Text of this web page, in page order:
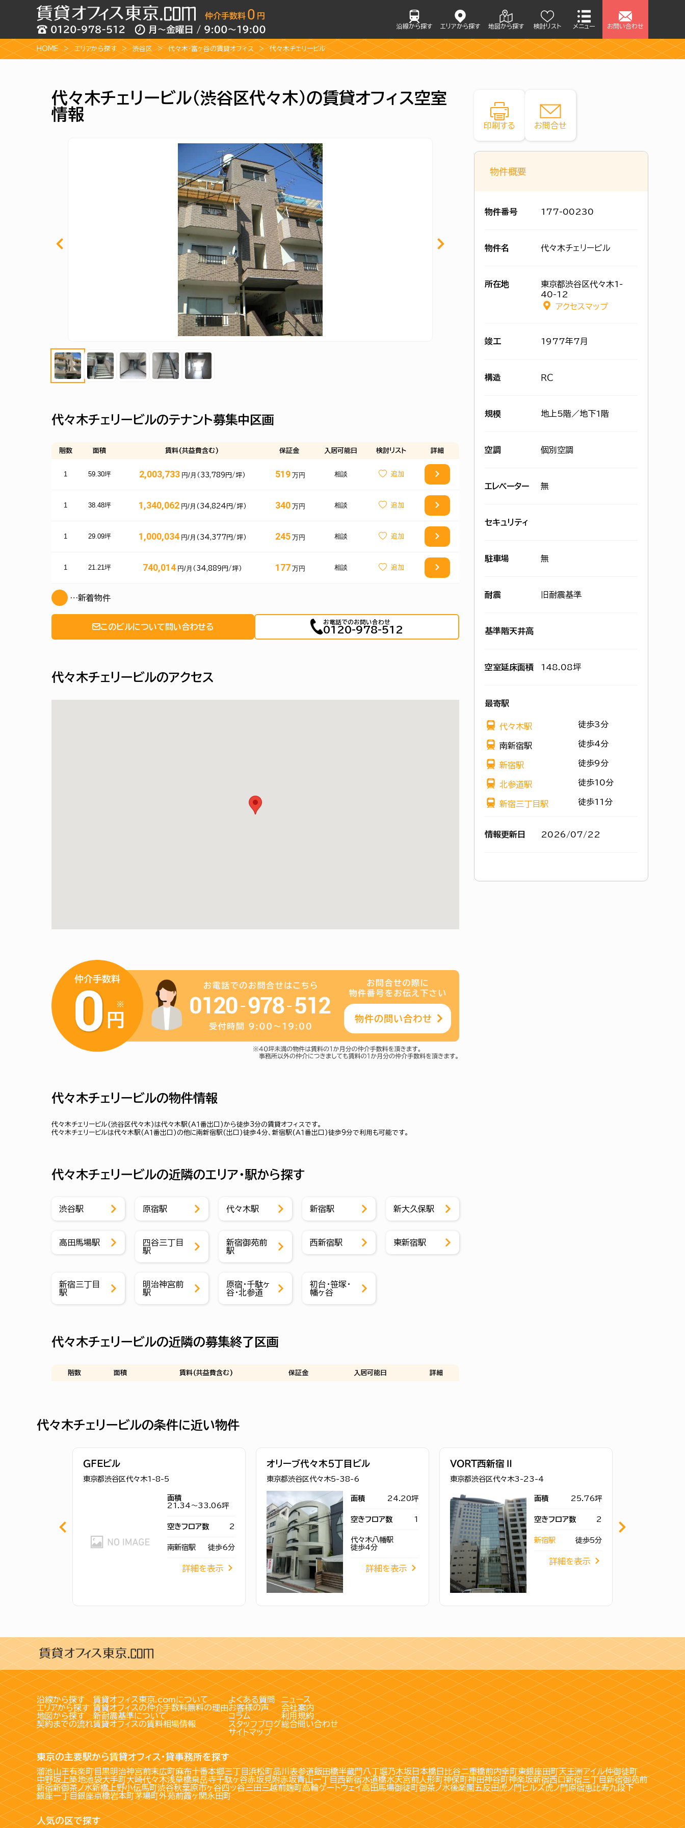
沿線から探す エリアから探す 地図から探す 検討リスト メニュー お問い合わせ
HOME エリアから探す 渋谷区 代々木・富ヶ谷の賃貸オフィス 代々木チェリービル
代々木チェリービル（渋谷区代々木）の賃貸オフィス空室
情報
代々木チェリービルのテナント募集中区画
階数 面積 賃料(共益費含む) 保証金 入居可能日 検討リスト 詳細
1 59.30坪 2,003,733 円/月 （33,789円/坪） 519 万円 相談
1 38.48坪 1,340,062 円/月 （34,824円/坪） 340 万円 相談
1 29.09坪 1,000,034 円/月 （34,377円/坪） 245 万円 相談
1 21.21坪 740,014 円/月 （34,889円/坪） 177 万円 相談
…新着物件
このビルについて問い合わせる
お電話でのお問い合わせ
0120-978-512
代々木チェリービルのアクセス
代々木チェリービルの物件情報
代々木チェリービル(渋谷区代々木)は代々木駅(Ａ１番出口)から徒歩3分の賃貸オフィスです。
代々木チェリービルは代々木駅(Ａ１番出口)の他に南新宿駅(出口)徒歩4分、新宿駅(Ａ１番出口)徒歩9分で利用も可能です。
代々木チェリービルの近隣のエリア・駅から探す
渋谷駅 原宿駅 代々木駅 新宿駅 新大久保駅
高田馬場駅
四谷三丁目
駅
新宿御苑前
駅
西新宿駅 東新宿駅
新宿三丁目
駅
明治神宮前
駅
原宿・千駄ヶ
谷・北参道
初台・笹塚・
幡ヶ谷
代々木チェリービルの近隣の募集終了区画
階数 面積 賃料(共益費含む) 保証金 入居可能日 詳細
印刷する お問合せ
物件概要
物件番号 177-00230
物件名 代々木チェリービル
所在地
東京都渋谷区代々木1-
40-12
アクセスマップ
竣工 1977年7月
構造 ＲＣ
規模 地上5階／地下1階
空調 個別空調
エレベーター 無
セキュリティ
駐車場 無
耐震 旧耐震基準
基準階天井高
空室延床面積 148.08坪
最寄駅
代々木駅 徒歩3分
南新宿駅 徒歩4分
新宿駅 徒歩9分
北参道駅 徒歩10分
新宿三丁目駅 徒歩11分
情報更新日 2026/07/22
代々木チェリービルの条件に近い物件
ＧＦＥビル
東京都渋谷区代々木1-8-5
面積
21.34～33.06坪
空きフロア数 2
南新宿駅 徒歩6分
詳細を表示
オリーブ代々木５丁目ビル
東京都渋谷区代々木5-38-6
面積 24.20坪
空きフロア数 1
代々木八幡駅
徒歩4分
詳細を表示
ＶＯＲＴ西新宿Ⅱ
東京都渋谷区代々木3-23-4
面積 25.76坪
空きフロア数 2
新宿駅 徒歩5分
詳細を表示
沿線から探す
エリアから探す
地図から探す
契約までの流れ
賃貸オフィス東京.comについて
賃貸オフィスの仲介手数料無料の理由
新耐震基準について
賃貸オフィスの賃料相場情報
よくある質問
お客様の声
コラム
スタッフブログ
サイトマップ
ニュース
会社案内
利用規約
総合問い合わせ
東京の主要駅から賃貸オフィス・貸事務所を探す
溜池山王有楽町目黒明治神宮前末広町麻布十番本郷三丁目浜松町品川表参道飯田橋半蔵門八丁堀乃木坂日本橋日比谷二重橋前内幸町東銀座田町天王洲アイル仲御徒町
中野坂上築地池袋大手町大崎代々木浅草橋泉岳寺千駄ヶ谷赤坂見附赤坂青山一丁目 西新宿水道橋水天宮前 人形町神保町神田神谷町神楽坂新宿西口新宿三丁目新宿御苑前
新宿新御茶ノ水新橋上野小伝馬町渋谷秋葉原市ヶ谷四ッ谷三田三越前麹町高輪ゲートウェイ高田馬場御徒町御茶ノ水後楽園五反田虎ノ門ヒルズ虎ノ門原宿恵比寿九段下
銀座一丁目銀座京橋岩本町茅場町外苑前霞ヶ関永田町
人気の区で探す